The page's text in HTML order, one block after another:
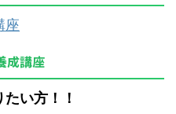
座
成講座
い方！！